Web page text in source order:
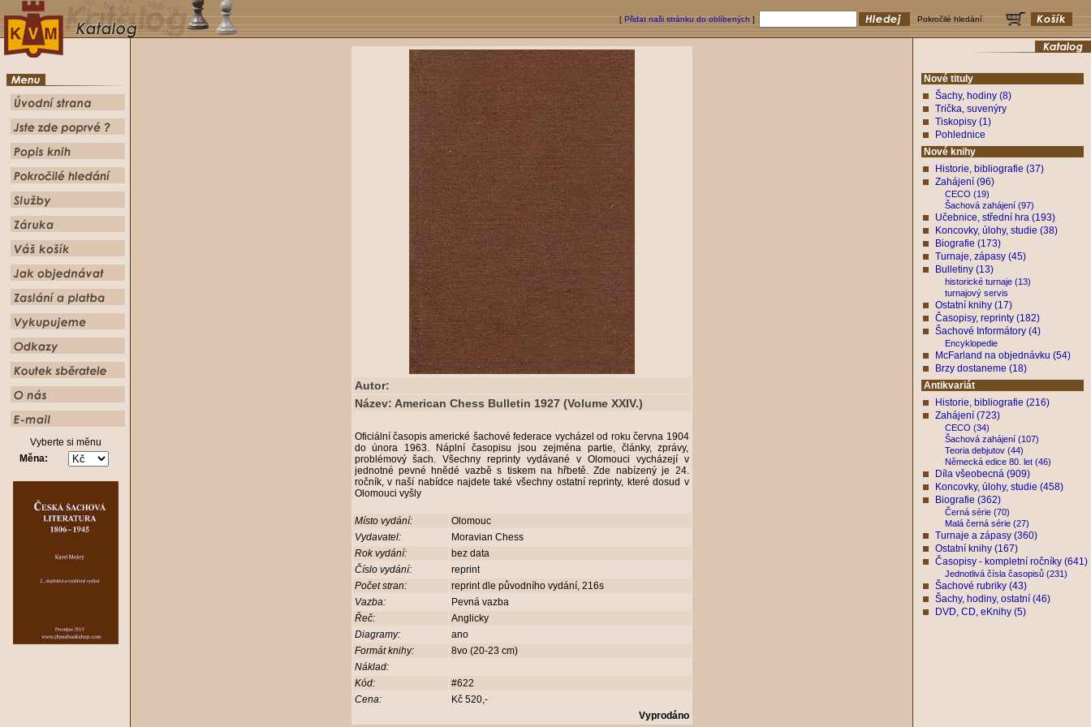
[ Přidat naši stránku do oblíbených ] Pokročilé hledání
Vyberte si měnu
Měna:
Autor:
Název: American Chess Bulletin 1927 (Volume XXIV.)
Oficiální časopis americké šachové federace vycházel od roku června 1904
do února 1963. Náplní časopisu jsou zejména partie, články, zprávy,
problémový šach. Všechny reprinty vydávané v Olomouci vycházejí v
jednotné pevné hnědé vazbě s tiskem na hřbetě. Zde nabízený je 24.
ročník, v naší nabídce najdete také všechny ostatní reprinty, které dosud v
Olomouci vyšly
Místo vydání:
Olomouc
Vydavatel:
Moravian Chess
Rok vydání:
bez data
Číslo vydání:
reprint
Počet stran:
reprint dle původního vydání, 216s
Vazba:
Pevná vazba
Řeč:
Anglicky
Diagramy:
ano
Formát knihy:
8vo (20-23 cm)
Náklad:
Kód:
#622
Cena:
Kč 520,-
Vyprodáno
Nové tituly
Šachy, hodiny (8)
Trička, suvenýry
Tiskopisy (1)
Pohlednice
Nové knihy
Historie, bibliografie (37)
Zahájení (96)
CECO (19)
Šachová zahájení (97)
Učebnice, střední hra (193)
Koncovky, úlohy, studie (38)
Biografie (173)
Turnaje, zápasy (45)
Bulletiny (13)
historické turnaje (13)
turnajový servis
Ostatní knihy (17)
Časopisy, reprinty (182)
Šachové Informátory (4)
Encyklopedie
McFarland na objednávku (54)
Brzy dostaneme (18)
Antikvariát
Historie, bibliografie (216)
Zahájení (723)
CECO (34)
Šachová zahájení (107)
Teoria debjutov (44)
Německá edice 80. let (46)
Díla všeobecná (909)
Koncovky, úlohy, studie (458)
Biografie (362)
Černá série (70)
Malá černá série (27)
Turnaje a zápasy (360)
Ostatní knihy (167)
Časopisy - kompletní ročníky (641)
Jednotlivá čísla časopisů (231)
Šachové rubriky (43)
Šachy, hodiny, ostatní (46)
DVD, CD, eKnihy (5)